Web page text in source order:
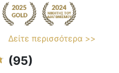
Δείτε περισσότερα >>
(95)